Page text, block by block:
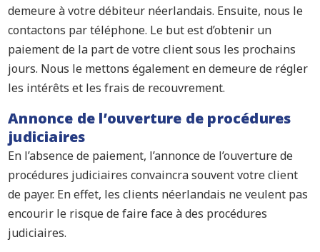
demeure à votre débiteur néerlandais. Ensuite, nous le
contactons par téléphone. Le but est d’obtenir un
paiement de la part de votre client sous les prochains
jours. Nous le mettons également en demeure de régler
les intérêts et les frais de recouvrement.
Annonce de l’ouverture de procédures
judiciaires
En l’absence de paiement, l’annonce de l’ouverture de
procédures judiciaires convaincra souvent votre client
de payer. En effet, les clients néerlandais ne veulent pas
encourir le risque de faire face à des procédures
judiciaires.